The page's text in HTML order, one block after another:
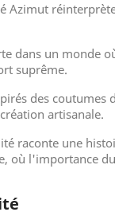
Azimut
dans un monde
suprême.
des coutumes
artisanale.
raconte une
où l'importance